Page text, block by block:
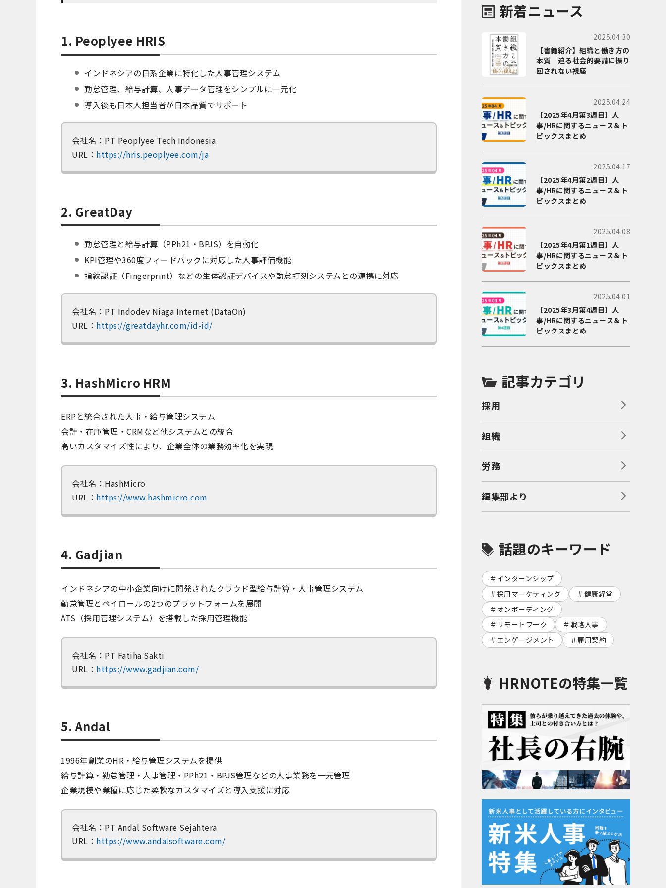
1. Peoplyee HRIS
インドネシアの日系企業に特化した人事管理システム
勤怠管理、給与計算、人事データ管理をシンプルに一元化
導入後も日本人担当者が日本品質でサポート
会社名：PT Peoplyee Tech Indonesia
URL： https://hris.peoplyee.com/ja
2. GreatDay
勤怠管理と給与計算（PPh21・BPJS）を自動化
KPI管理や360度フィードバックに対応した人事評価機能
指紋認証（Fingerprint）などの生体認証デバイスや勤怠打刻システムとの連携に対応
会社名：PT Indodev Niaga Internet (DataOn)
URL： https://greatdayhr.com/id-id/
3. HashMicro HRM
ERPと統合された人事・給与管理システム
会計・在庫管理・CRMなど他システムとの統合
高いカスタマイズ性により、企業全体の業務効率化を実現
会社名：HashMicro
URL： https://www.hashmicro.com
4. Gadjian
インドネシアの中小企業向けに開発されたクラウド型給与計算・人事管理システム
勤怠管理とペイロールの2つのプラットフォームを展開
ATS（採用管理システム）を搭載した採用管理機能
会社名：PT Fatiha Sakti
URL： https://www.gadjian.com/
5. Andal
1996年創業のHR・給与管理システムを提供
給与計算・勤怠管理・人事管理・PPh21・BPJS管理などの人事業務を一元管理
企業規模や業種に応じた柔軟なカスタマイズと導入支援に対応
会社名：PT Andal Software Sejahtera
URL： https://www.andalsoftware.com/
新着ニュース
2025.04.30
【書籍紹介】組織と働き方の
本質 迫る社会的要請に振り
回されない視座
2025.04.24
【2025年4月第3週目】人
事/HRに関するニュース＆ト
ピックスまとめ
2025.04.17
【2025年4月第2週目】人
事/HRに関するニュース＆ト
ピックスまとめ
2025.04.08
【2025年4月第1週目】人
事/HRに関するニュース＆ト
ピックスまとめ
2025.04.01
【2025年3月第4週目】人
事/HRに関するニュース＆ト
ピックスまとめ
記事カテゴリ
採用
組織
労務
編集部より
話題のキーワード
インターンシップ
採用マーケティング
健康経営
オンボーディング
リモートワーク
戦略人事
エンゲージメント
雇用契約
HRNOTEの特集一覧